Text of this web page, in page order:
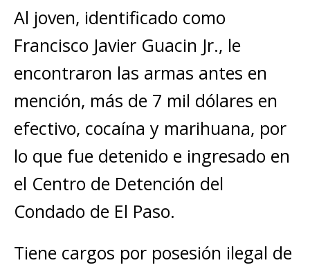
Al joven, identificado como
Francisco Javier Guacin Jr., le
encontraron las armas antes en
mención, más de 7 mil dólares en
efectivo, cocaína y marihuana, por
lo que fue detenido e ingresado en
el Centro de Detención del
Condado de El Paso.
Tiene cargos por posesión ilegal de